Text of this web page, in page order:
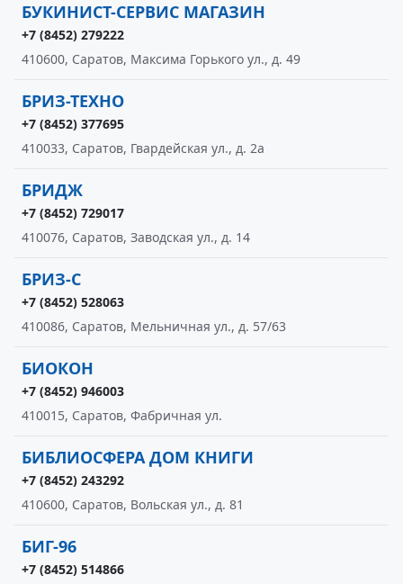
БУКИНИСТ-СЕРВИС МАГАЗИН
+7 (8452) 279222
410600, Саратов, Максима Горького ул., д. 49
БРИЗ-ТЕХНО
+7 (8452) 377695
410033, Саратов, Гвардейская ул., д. 2а
БРИДЖ
+7 (8452) 729017
410076, Саратов, Заводская ул., д. 14
БРИЗ-С
+7 (8452) 528063
410086, Саратов, Мельничная ул., д. 57/63
БИОКОН
+7 (8452) 946003
410015, Саратов, Фабричная ул.
БИБЛИОСФЕРА ДОМ КНИГИ
+7 (8452) 243292
410600, Саратов, Вольская ул., д. 81
БИГ-96
+7 (8452) 514866